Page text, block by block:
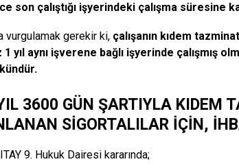
son çalıştığı işyerindeki çalışma süresine
vurgulamak gerekir ki, çalışanın kıdem
1 yıl aynı işverene bağlı işyerinde çalışmış
3600 GÜN ŞARTIYLA KIDEM
SİGORTALILAR İÇİN,
9. Hukuk Dairesi kararında;